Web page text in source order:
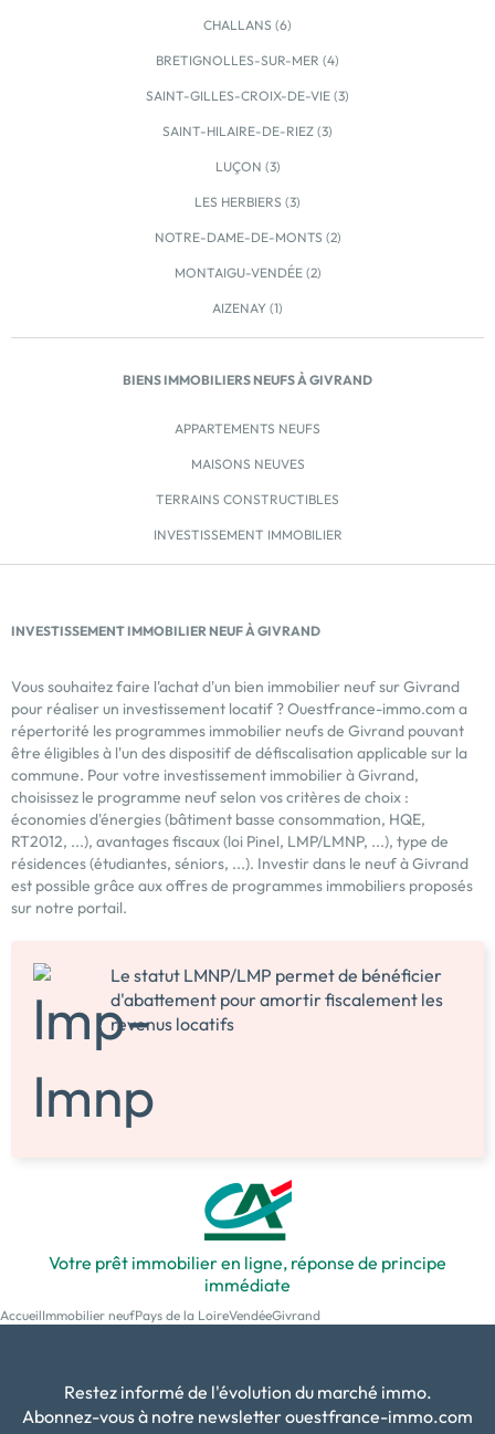
CHALLANS (6)
BRETIGNOLLES-SUR-MER (4)
SAINT-GILLES-CROIX-DE-VIE (3)
SAINT-HILAIRE-DE-RIEZ (3)
LUÇON (3)
LES HERBIERS (3)
NOTRE-DAME-DE-MONTS (2)
MONTAIGU-VENDÉE (2)
AIZENAY (1)
BIENS IMMOBILIERS NEUFS À GIVRAND
APPARTEMENTS NEUFS
MAISONS NEUVES
TERRAINS CONSTRUCTIBLES
INVESTISSEMENT IMMOBILIER
INVESTISSEMENT IMMOBILIER NEUF À GIVRAND
Vous souhaitez faire l'achat d'un bien immobilier neuf sur Givrand
pour réaliser un investissement locatif ? Ouestfrance-immo.com a
répertorité les programmes immobilier neufs de Givrand pouvant
être éligibles à l'un des dispositif de défiscalisation applicable sur la
commune. Pour votre investissement immobilier à Givrand,
choisissez le programme neuf selon vos critères de choix :
économies d'énergies (bâtiment basse consommation, HQE,
RT2012, ...), avantages fiscaux (loi Pinel, LMP/LMNP, ...), type de
résidences (étudiantes, séniors, ...). Investir dans le neuf à Givrand
est possible grâce aux offres de programmes immobiliers proposés
sur notre portail.
Le statut LMNP/LMP permet de bénéficier
d'abattement pour amortir fiscalement les
revenus locatifs
Votre prêt immobilier en ligne, réponse de principe
immédiate
AccueilImmobilier neufPays de la LoireVendéeGivrand
Restez informé de l'évolution du marché immo.
Abonnez-vous à notre newsletter ouestfrance-immo.com